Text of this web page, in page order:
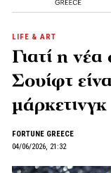
LIFE & ART
Γιατί η
Σουίφτ
μάρκετινγκ
FORTUNE GREECE
04/06/2026, 21:32